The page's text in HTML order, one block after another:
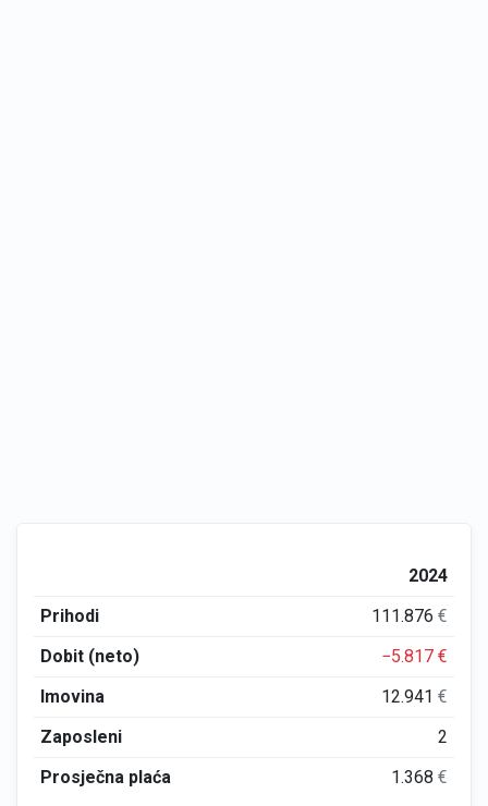
2024
Prihodi
111.876€
Dobit (neto)
−5.817€
Imovina
12.941€
Zaposleni
2
Prosječna plaća
1.368€